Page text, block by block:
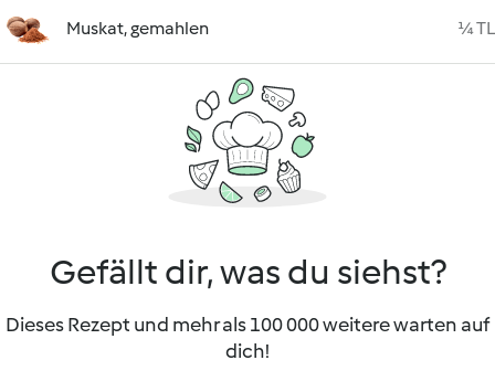
Muskat, gemahlen ¼ TL
Gefällt dir, was du siehst?
Dieses Rezept und mehr als 100 000 weitere warten auf
dich!